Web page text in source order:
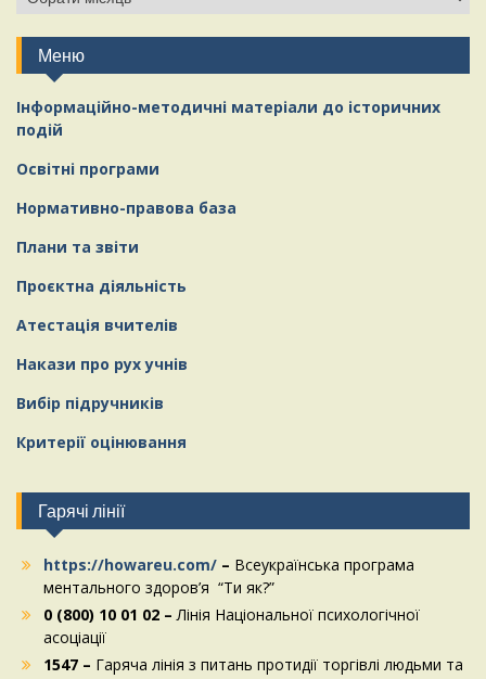
Меню
Інформаційно-методичні матеріали до історичних
подій
Освітні програми
Нормативно-правова база
Плани та звіти
Проєктна діяльність
Атестація вчителів
Накази про рух учнів
Вибір підручників
Критерії оцінювання
Гарячі лінії
https://howareu.com/ – Всеукраїнська програма
ментального здоров’я “Ти як?”
0 (800) 10 01 02 –Лінія Національної психологічної
асоціації
1547 – Гаряча лінія з питань протидії торгівлі людьми та